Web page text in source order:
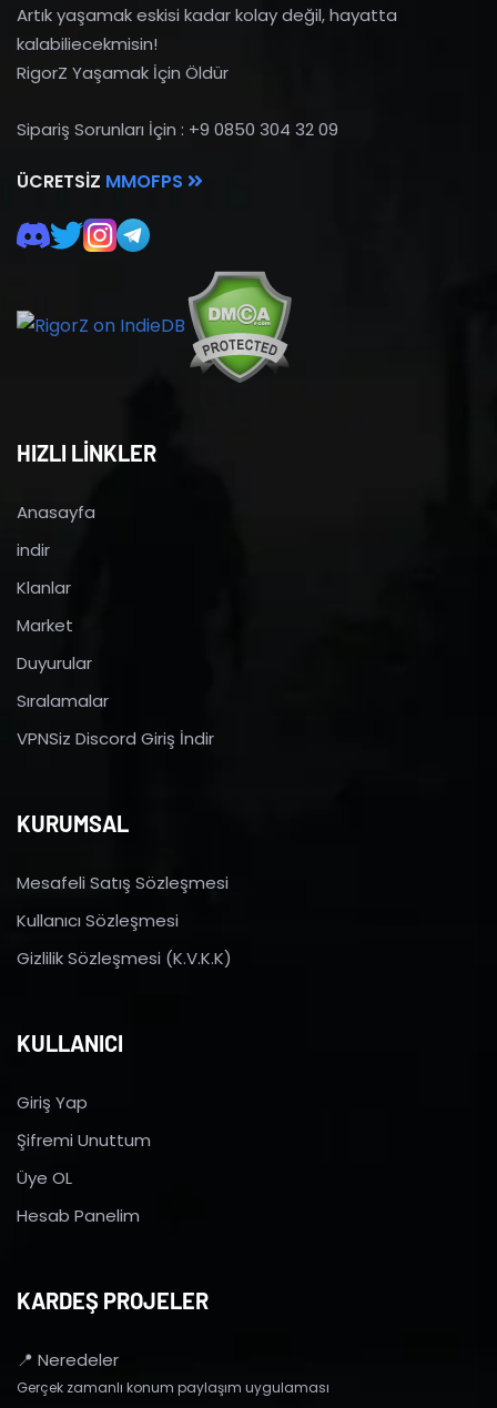
Artık yaşamak eskisi kadar kolay değil, hayatta
kalabiliecekmisin!
RigorZ Yaşamak İçin Öldür
Sipariş Sorunları İçin : +9 0850 304 32 09
ÜCRETSIZ MMOFPS
HIZLI LİNKLER
Anasayfa
indir
Klanlar
Market
Duyurular
Sıralamalar
VPNSiz Discord Giriş İndir
KURUMSAL
Mesafeli Satış Sözleşmesi
Kullanıcı Sözleşmesi
Gizlilik Sözleşmesi (K.V.K.K)
KULLANICI
Giriş Yap
Şifremi Unuttum
Üye OL
Hesab Panelim
KARDEŞ PROJELER
📍 Neredeler
Gerçek zamanlı konum paylaşım uygulaması